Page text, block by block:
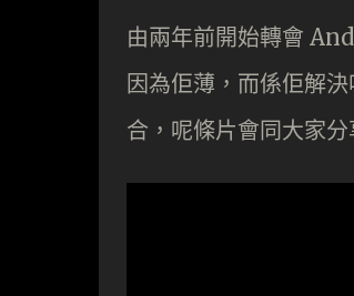
由兩年前開始轉會
因為佢薄，而係佢解
合，呢條片會同大家